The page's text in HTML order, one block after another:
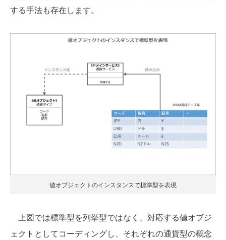
する手法も存在します。
値オブジェクトのインスタンスで標準型を表現
上図では標準型を列挙型ではなく、対応する値オブジ
ェクトとしてコーディングし、それぞれの通貨型の概念